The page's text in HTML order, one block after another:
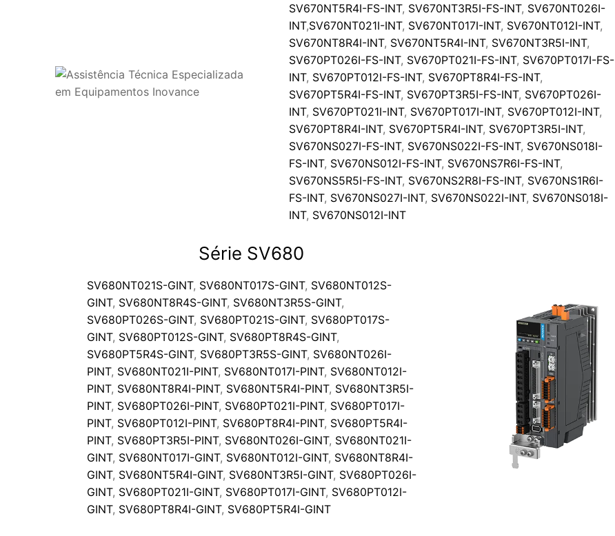
SV670NT5R4I-FS-INT, SV670NT3R5I-FS-INT, SV670NT026I-
INT,SV670NT021I-INT, SV670NT017I-INT, SV670NT012I-INT,
SV670NT8R4I-INT, SV670NT5R4I-INT, SV670NT3R5I-INT,
SV670PT026I-FS-INT, SV670PT021I-FS-INT, SV670PT017I-FS-
INT, SV670PT012I-FS-INT, SV670PT8R4I-FS-INT,
SV670PT5R4I-FS-INT, SV670PT3R5I-FS-INT, SV670PT026I-
INT, SV670PT021I-INT, SV670PT017I-INT, SV670PT012I-INT,
SV670PT8R4I-INT, SV670PT5R4I-INT, SV670PT3R5I-INT,
SV670NS027I-FS-INT, SV670NS022I-FS-INT, SV670NS018I-
FS-INT, SV670NS012I-FS-INT, SV670NS7R6I-FS-INT,
SV670NS5R5I-FS-INT, SV670NS2R8I-FS-INT, SV670NS1R6I-
FS-INT, SV670NS027I-INT, SV670NS022I-INT, SV670NS018I-
INT, SV670NS012I-INT
Série SV680
SV680NT021S-GINT, SV680NT017S-GINT, SV680NT012S-
GINT, SV680NT8R4S-GINT, SV680NT3R5S-GINT,
SV680PT026S-GINT, SV680PT021S-GINT, SV680PT017S-
GINT, SV680PT012S-GINT, SV680PT8R4S-GINT,
SV680PT5R4S-GINT, SV680PT3R5S-GINT, SV680NT026I-
PINT, SV680NT021I-PINT, SV680NT017I-PINT, SV680NT012I-
PINT, SV680NT8R4I-PINT, SV680NT5R4I-PINT, SV680NT3R5I-
PINT, SV680PT026I-PINT, SV680PT021I-PINT, SV680PT017I-
PINT, SV680PT012I-PINT, SV680PT8R4I-PINT, SV680PT5R4I-
PINT, SV680PT3R5I-PINT, SV680NT026I-GINT, SV680NT021I-
GINT, SV680NT017I-GINT, SV680NT012I-GINT, SV680NT8R4I-
GINT, SV680NT5R4I-GINT, SV680NT3R5I-GINT, SV680PT026I-
GINT, SV680PT021I-GINT, SV680PT017I-GINT, SV680PT012I-
GINT, SV680PT8R4I-GINT, SV680PT5R4I-GINT